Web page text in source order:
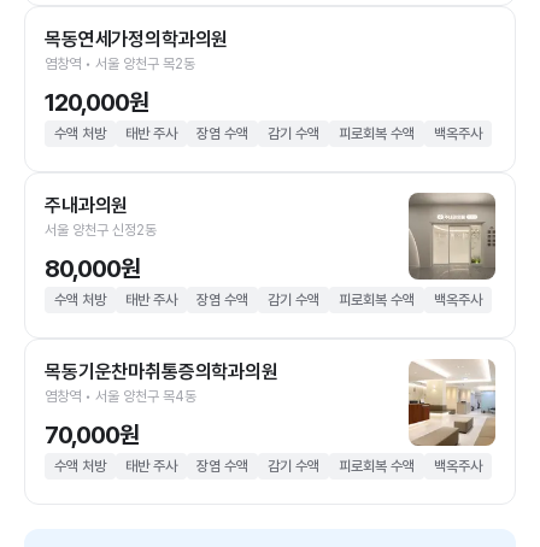
목동연세가정의학과의원
염창역 • 서울 양천구 목2동
120,000원
수액 처방 태반 주사 장염 수액 감기 수액 피로회복 수액 백옥주사
주내과의원
서울 양천구 신정2동
80,000원
수액 처방 태반 주사 장염 수액 감기 수액 피로회복 수액 백옥주사
목동기운찬마취통증의학과의원
염창역 • 서울 양천구 목4동
70,000원
수액 처방 태반 주사 장염 수액 감기 수액 피로회복 수액 백옥주사